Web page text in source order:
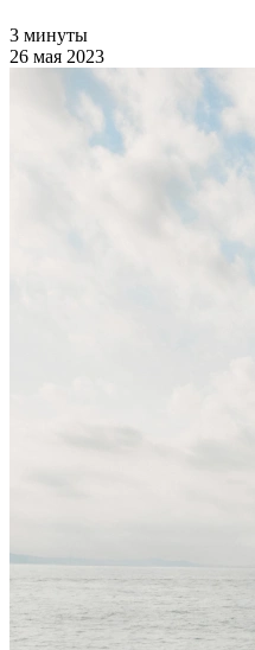
3 минуты
26 мая 2023